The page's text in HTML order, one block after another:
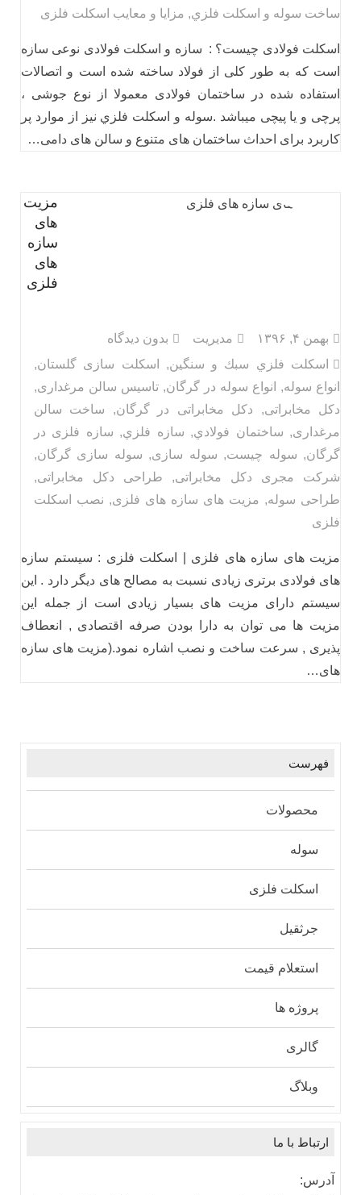
ساخت سوله و اسكلت فلزي, مزایا و معایب اسکلت فلزی
اسکلت فولادی چیست؟ : سازه و اسکلت فولادی نوعی سازه
است که به طور کلی از فولاد ساخته شده است و اتصالات
استفاده شده در ساختمان فولادی معمولا از نوع جوشی ،
پرچی و یا پیچی میباشد .سوله و اسكلت فلزي نیز از موارد پر
کاربرد برای احداث ساختمان های متنوع و سالن های دامی…
مزیت
های
سازه
های
فلزی
بهمن ۴, ۱۳۹۶ مدیریت
بدون دیدگاه
اسكلت فلزي سبك و سنگين, اسکلت سازی گلستان,
انواع سوله, انواع سوله در گرگان, تاسیس سالن مرغداری,
دکل مخابراتی, دکل مخابراتی در گرگان, ساخت سالن
مرغداری, ساختمان فولادي, سازه فلزي, سازه فلزی در
گرگان, سوله چیست, سوله سازی, سوله سازی گرگان,
شرکت مجری دکل مخابراتی, طراحی دکل مخابراتی,
طراحی سوله, مزیت های سازه های فلزی, نصب اسکلت
فلزی
مزیت های سازه های فلزی | اسکلت فلزی : سیستم سازه
های فولادی برتری زیادی نسبت به مصالح های دیگر دارد . این
سیستم دارای مزیت های بسیار زیادی است از جمله این
مزیت ها می توان به دارا بودن صرفه اقتصادی , انعطاف
پذیری , سرعت ساخت و نصب اشاره نمود.(مزیت های سازه
های…
فهرست
محصولات
سوله
اسکلت فلزی
جرثقیل
استعلام قیمت
پروژه ها
گالری
وبلاگ
ارتباط با ما
آدرس: